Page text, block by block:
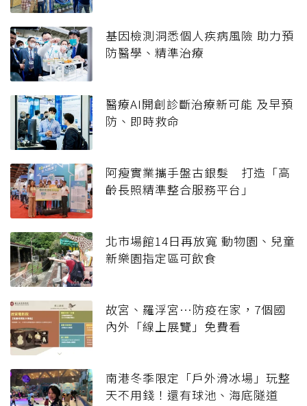
基因檢測洞悉個人疾病風險 助力預
防醫學、精準治療
醫療AI開創診斷治療新可能 及早預
防、即時救命
阿瘦實業攜手盤古銀髮 打造「高
齡長照精準整合服務平台」
北市場館14日再放寬 動物園、兒童
新樂園指定區可飲食
故宮、羅浮宮…防疫在家，7個國
內外「線上展覽」免費看
南港冬季限定「戶外滑冰場」玩整
天不用錢！還有球池、海底隧道